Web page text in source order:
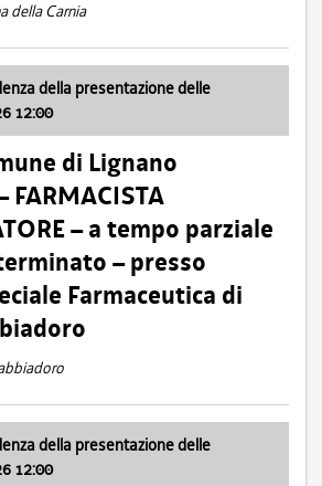
della Carnia
della presentazione delle
12:00
di Lignano
FARMACISTA
– a tempo parziale
– presso
Farmaceutica di
della presentazione delle
12:00